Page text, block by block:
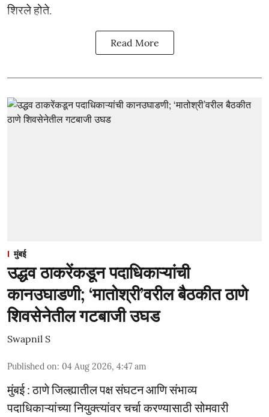
शिरले होते.
Read More
मुंबई
उद्धव ठाकरेंकडून पदाधिकाऱ्यांची
कानउघाडणी; ‘मातोश्री’वरील बैठकीत ठाणे
शिवसेनेतील गटबाजी उघड
Swapnil S
Published on: 04 Aug 2026, 4:47 am
मुंबई : ठाणे जिल्ह्यातील पक्ष संघटन आणि संभाव्य
पदाधिकाऱ्यांच्या नियुक्त्यांवर चर्चा करण्यासाठी सोमवारी